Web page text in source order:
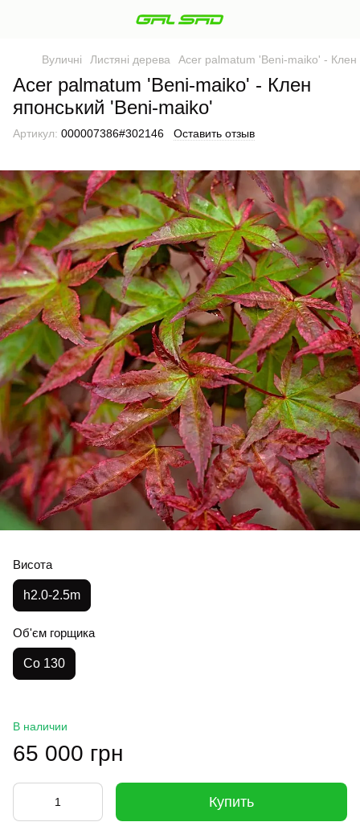
Вуличні Листяні дерева Acer palmatum 'Beni-maiko' - Клен
Acer palmatum 'Beni-maiko' - Клен
японський 'Beni-maiko'
Артикул: 000007386#302146 Оставить отзыв
Висота
h2.0-2.5m
Об'єм горщика
Co 130
В наличии
65 000 грн
Купить